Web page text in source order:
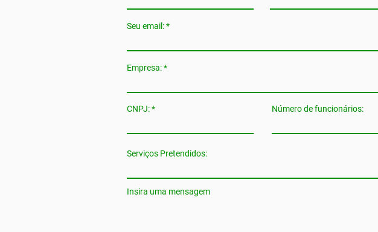
Seu email:
Empresa:
CNPJ: Número de funcionários:
Serviços Pretendidos:
Insira uma mensagem